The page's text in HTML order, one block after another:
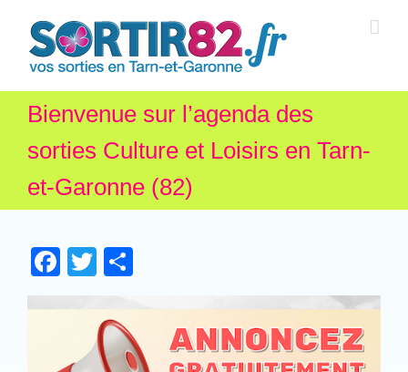
Bienvenue sur l’agenda des
sorties Culture et Loisirs en Tarn-
et-Garonne (82)
Facebook
Twitter